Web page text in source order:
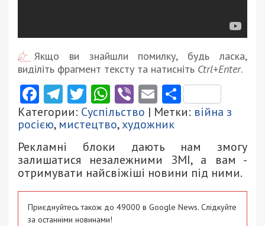
Якщо ви знайшли помилку, будь ласка,
виділіть фрагмент тексту та натисніть Ctrl+Enter.
Facebook
Telegram
Twitter
WhatsApp
ViberEmail
Категории: Суспільство | Метки: війна з
росією, мистецтво,художник
Рекламні блоки дають нам змогу
залишатися незалежними ЗМІ, а вам -
отримувати найсвіжіші новини під ними.
Приєднуйтесь також до 49000 в Google News. Слідкуйте
за останніми новинами!